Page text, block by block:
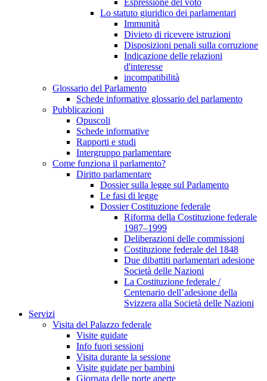
Espressione del voto
Lo statuto giuridico dei parlamentari
Immunità
Divieto di ricevere istruzioni
Disposizioni penali sulla corruzione
Indicazione delle relazioni
d'interesse
incompatibilità
Glossario del Parlamento
Schede informative glossario del parlamento
Pubblicazioni
Opuscoli
Schede informative
Rapporti e studi
Intergruppo parlamentare
Come funziona il parlamento?
Diritto parlamentare
Dossier sulla legge sul Parlamento
Le fasi di legge
Dossier Costituzione federale
Riforma della Costituzione federale
1987–1999
Deliberazioni delle commissioni
Costituzione federale del 1848
Due dibattiti parlamentari adesione
Società delle Nazioni
La Costituzione federale /
Centenario dell’adesione della
Svizzera alla Società delle Nazioni
Servizi
Visita del Palazzo federale
Visite guidate
Info fuori sessioni
Visita durante la sessione
Visite guidate per bambini
Giornata delle porte aperte